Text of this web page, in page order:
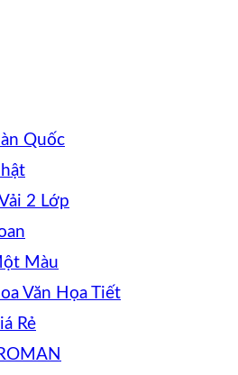
Quốc
2 Lớp
Màu
Văn Họa Tiết
Rẻ